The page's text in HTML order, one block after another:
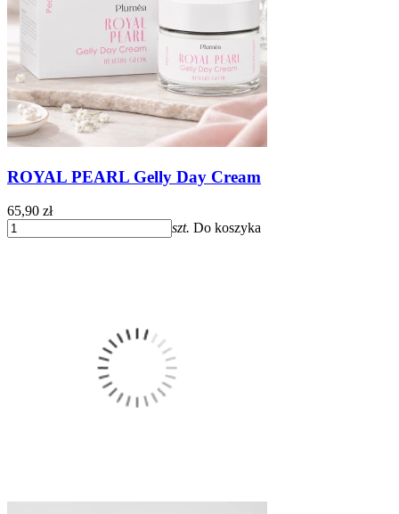
ROYAL PEARL Gelly Day Cream
65,90 zł
szt. Do koszyka